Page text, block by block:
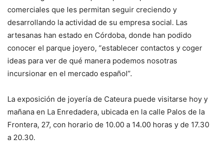
comerciales que les permitan seguir creciendo y
desarrollando la actividad de su empresa social. Las
artesanas han estado en Córdoba, donde han podido
conocer el parque joyero, “establecer contactos y coger
ideas para ver de qué manera podemos nosotras
incursionar en el mercado español”.
La exposición de joyería de Cateura puede visitarse hoy y
mañana en La Enredadera, ubicada en la calle Palos de la
Frontera, 27, con horario de 10.00 a 14.00 horas y de 17.30
a 20.30.